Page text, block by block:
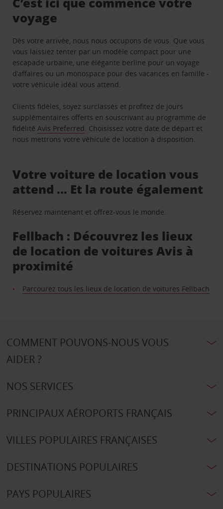
voyage
Dès votre arrivée, nous nous occupons de vous. Que vous
vous laissiez tenter par un modèle compact pour une
escapade urbaine, une élégante berline pour un voyage
d’affaires ou un monospace pour des vacances en famille -
votre véhicule idéal vous attend.
Clients fidèles, soyez surclassés et profitez de jours
supplémentaires offerts en souscrivant au programme de
fidélitéAvis Preferred. Choisissez votre date de départ et
nous mettrons votre véhicule de location à disposition.
Votre voiture de location vous
attend … Et la route également
Réservez maintenant et offrez-vous le monde.
Fellbach : Découvrez les lieux
de location de voitures Avis à
proximité
Parcourez tous les lieux de location de voitures Fellbach
COMMENT POUVONS-NOUS VOUS
AIDER ?
NOS SERVICES
PRINCIPAUX AÉROPORTS FRANÇAIS
VILLES POPULAIRES FRANÇAISES
DESTINATIONS POPULAIRES
PAYS POPULAIRES